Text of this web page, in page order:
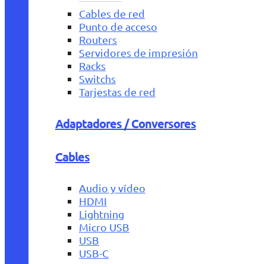
Cables de red
Punto de acceso
Routers
Servidores de impresión
Racks
Switchs
Tarjestas de red
Adaptadores / Conversores
Cables
Audio y vídeo
HDMI
Lightning
Micro USB
USB
USB-C